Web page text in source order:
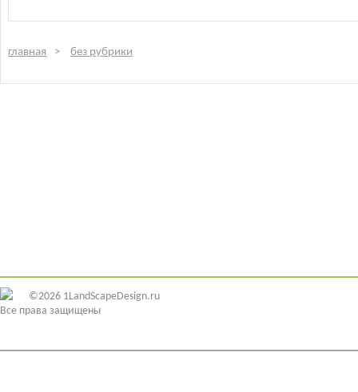
главная без рубрики
©2026 1LandScapeDesign.ru
Все права защищены